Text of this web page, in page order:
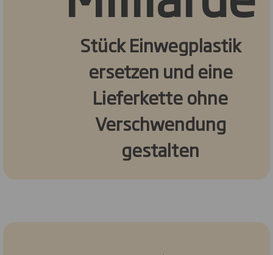
Stück Einwegplastik
ersetzen und eine
Lieferkette ohne
Verschwendung
gestalten